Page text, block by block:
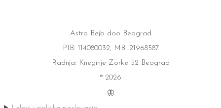
Astro Bejb doo Beograd
PIB: 114080032, MB: 21968587
Radnja: Kneginje Zorke 52 Beograd
® 2026
🦋